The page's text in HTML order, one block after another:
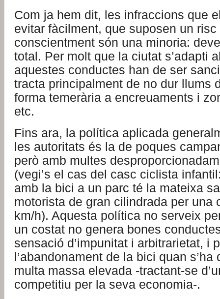
Com ja hem dit, les infraccions que
evitar fàcilment, que suposen un
conscientment són una minoria:
total. Per molt que la ciutat s’adapti
aquestes conductes han de ser
tracta principalment de no dur llums
forma temerària a encreuaments i
etc.
Fins ara, la política aplicada
les autoritats és la de poques
però amb multes
(vegi’s el cas del casc ciclista
amb la bici a un parc té la mateixa
motorista de gran cilindrada per una
km/h). Aquesta política no serveix
un costat no genera bones
sensació d’impunitat i arbitrarietat, i
l’abandonament de la bici quan s’ha
multa massa elevada -tractant-se
competitiu per la seva economia-.